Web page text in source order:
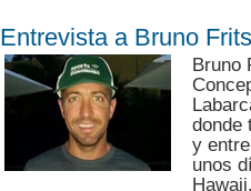
Entrevista a Bruno
Bruno
donde
y
unos